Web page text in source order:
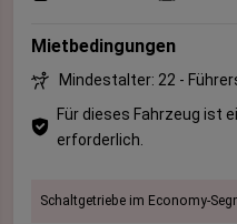
Mietbedingungen
Mindestalter: 22 -
Für dieses Fahrzeug ist
erforderlich.
Schaltgetriebe im Economy-